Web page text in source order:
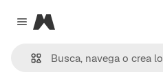
Close menu
Magnific